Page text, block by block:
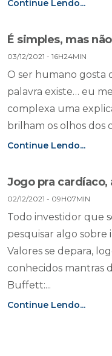
Continue Lendo...
É simples, mas
03/12/2021 - 16H24MIN
O ser humano gosta
palavra existe… eu
complexa uma
brilham os olhos dos
Continue Lendo...
Jogo pra cardíaco,
02/12/2021 - 09H07MIN
Todo investidor que
pesquisar algo sobre
Valores se depara,
conhecidos mantras
Buffett:...
Continue Lendo...